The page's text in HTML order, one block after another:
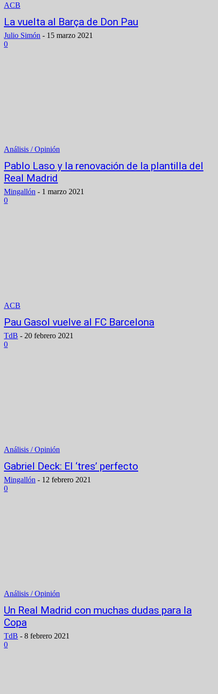
ACB
La vuelta al Barça de Don Pau
Julio Simón - 15 marzo 2021
0
Análisis / Opinión
Pablo Laso y la renovación de la plantilla del
Real Madrid
Mingallón - 1 marzo 2021
0
ACB
Pau Gasol vuelve al FC Barcelona
TdB - 20 febrero 2021
0
Análisis / Opinión
Gabriel Deck: El ‘tres’ perfecto
Mingallón - 12 febrero 2021
0
Análisis / Opinión
Un Real Madrid con muchas dudas para la
Copa
TdB - 8 febrero 2021
0